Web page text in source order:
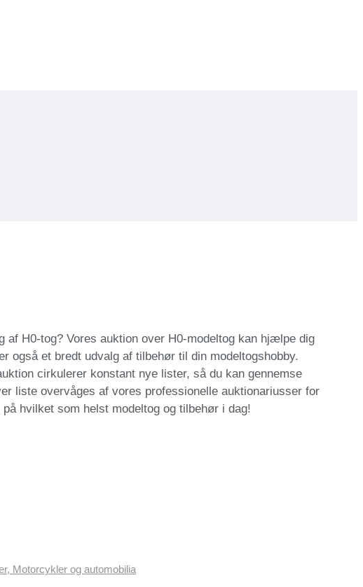
af H0-tog? Vores auktion over H0-modeltog kan hjælpe dig
også et bredt udvalg af tilbehør til din modeltogshobby.
cirkulerer konstant nye lister, så du kan gennemse
liste overvåges af vores professionelle auktionariusser for
hvilket som helst modeltog og tilbehør i dag!
Motorcykler og automobilia